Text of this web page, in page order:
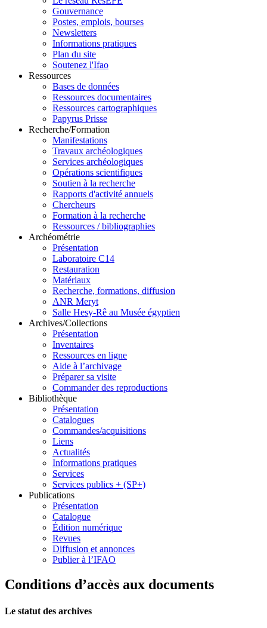
Gouvernance
Postes, emplois, bourses
Newsletters
Informations pratiques
Plan du site
Soutenez l'Ifao
Ressources
Bases de données
Ressources documentaires
Ressources cartographiques
Papyrus Prisse
Recherche/Formation
Manifestations
Travaux archéologiques
Services archéologiques
Opérations scientifiques
Soutien à la recherche
Rapports d'activité annuels
Chercheurs
Formation à la recherche
Ressources / bibliographies
Archéométrie
Présentation
Laboratoire C14
Restauration
Matériaux
Recherche, formations, diffusion
ANR Meryt
Salle Hesy-Rê au Musée égyptien
Archives/Collections
Présentation
Inventaires
Ressources en ligne
Aide à l’archivage
Préparer sa visite
Commander des reproductions
Bibliothèque
Présentation
Catalogues
Commandes/acquisitions
Liens
Actualités
Informations pratiques
Services
Services publics + (SP+)
Publications
Présentation
Catalogue
Édition numérique
Revues
Diffusion et annonces
Publier à l’IFAO
Conditions d’accès aux documents
Le statut des archives